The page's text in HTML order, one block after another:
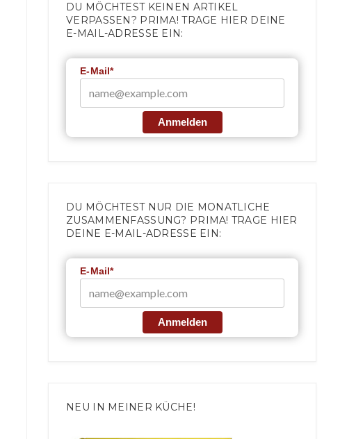
DU MÖCHTEST KEINEN ARTIKEL
VERPASSEN? PRIMA! TRAGE HIER DEINE
E-MAIL-ADRESSE EIN:
E-Mail*
Anmelden
DU MÖCHTEST NUR DIE MONATLICHE
ZUSAMMENFASSUNG? PRIMA! TRAGE HIER
DEINE E-MAIL-ADRESSE EIN:
E-Mail*
Anmelden
NEU IN MEINER KÜCHE!